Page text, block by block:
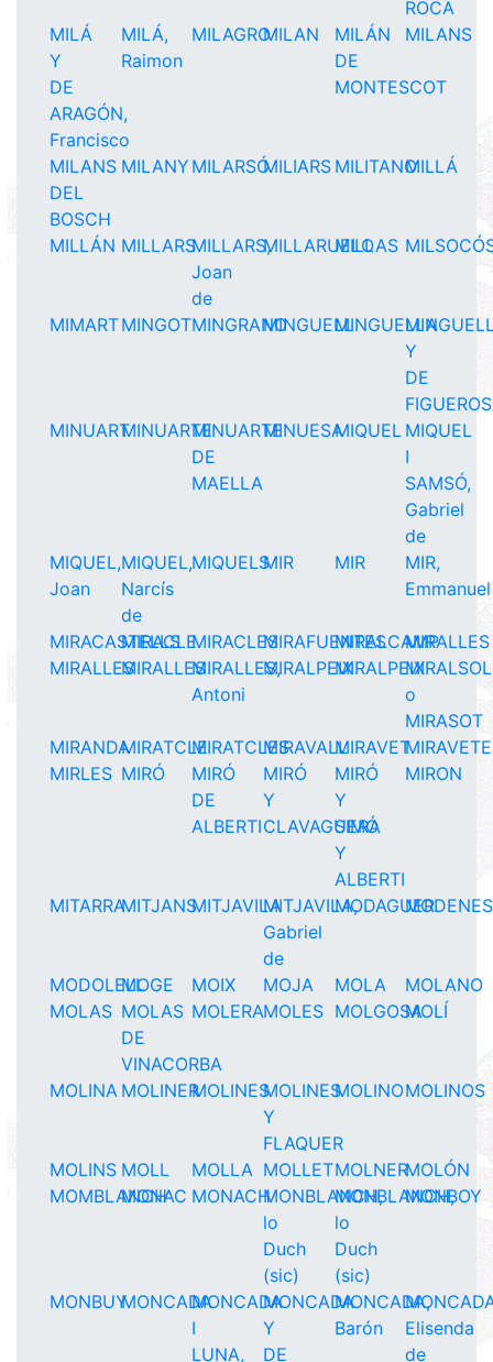
ROCA
MILÁ
Y
DE
ARAGÓN,
Francisco
MILÁ,
Raimon
MILAGROMILAN
MILÁN
DE
MONTESCOT
MILANS
MILANS
DEL
BOSCH
MILANY MILARSÓMILIARS MILITANOMILLÁ
MILLÁN MILLARSMILLARS,
Joan
de
MILLARUELO
MILLAS
MIMARTMINGOTMINGRANOMINGUELLMINGUELLA
Y
DE
MINUARTMINUARTEMINUARTE
DE
MAELLA
MINUESAMIQUEL MIQUEL
I
SAMSÓ,
Gabriel
de
MIQUEL,
Joan
MIQUEL,
Narcís
de
MIQUELSMIR MIR
MIR,
Emmanuel
MIRACASTELLS
MIRACLEMIRACLESMIRAFUENTESMIRALCAMPMIRALLES
MIRALLESMIRALLESMIRALLES,
Antoni
MIRALPEIXMIRALPEIXMIRALSOL
o
MIRASOT
MIRANDAMIRATCLEMIRATCLESMIRAVALLMIRAVETMIRAVETE
MIRLES MIRÓ
MIRÓ
DE
ALBERTI
MIRÓ
Y
CLAVAGUERA
MIRÓ
Y
SIMÓ
Y
ALBERTI
MIRON
MITARRAMITJANSMITJAVILAMITJAVILA,
Gabriel
de
MODAGUERMODENES
MODOLELLMOGE MOIX MOJA MOLA
MOLANO
MOLAS MOLAS
DE
VINACORBA
MOLERAMOLES MOLGOSAMOLÍ
MOLINA MOLINERMOLINESMOLINES
Y
FLAQUER
MOLINOMOLINOS
MOLINS MOLL MOLLA MOLLETMOLNERMOLÓN
MOMBLANCH
MONAC MONACHMONBLANCH,
lo
Duch
(sic)
MONBLANCH,
lo
Duch
(sic)
MONBOY
MONBUYMONCADAMONCADA
I
LUNA,
MONCADA
Y
DE
MONCADA,
Barón
Elisenda
de